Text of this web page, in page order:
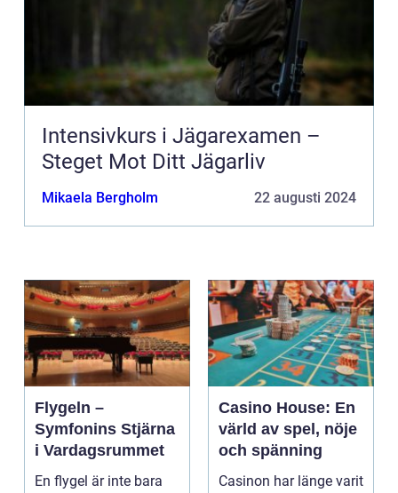
Intensivkurs i Jägarexamen –
Steget Mot Ditt Jägarliv
Mikaela Bergholm 22 augusti 2024
Flygeln –
Symfonins Stjärna
i Vardagsrummet
En flygel är inte bara
Casino House: En
värld av spel, nöje
och spänning
Casinon har länge varit